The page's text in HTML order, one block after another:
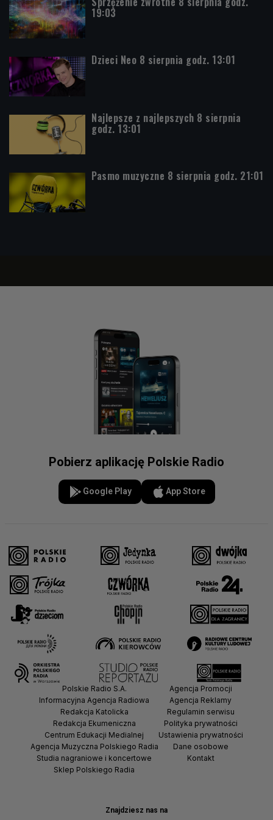
19:03
Dzieci Neo 8 sierpnia godz. 13:01
Najlepsze z najlepszych 8 sierpnia
godz. 13:01
Pasmo muzyczne 8 sierpnia godz. 21:01
Pobierz aplikację Polskie Radio
Google Play App Store
Znajdziesz nas na
Polskie Radio S.A.
Informacyjna Agencja Radiowa
Redakcja Katolicka
Redakcja Ekumeniczna
Centrum Edukacji Medialnej
Agencja Muzyczna Polskiego Radia
Studia nagraniowe i koncertowe
Sklep Polskiego Radia
Agencja Promocji
Agencja Reklamy
Regulamin serwisu
Polityka prywatności
Ustawienia prywatności
Dane osobowe
Kontakt